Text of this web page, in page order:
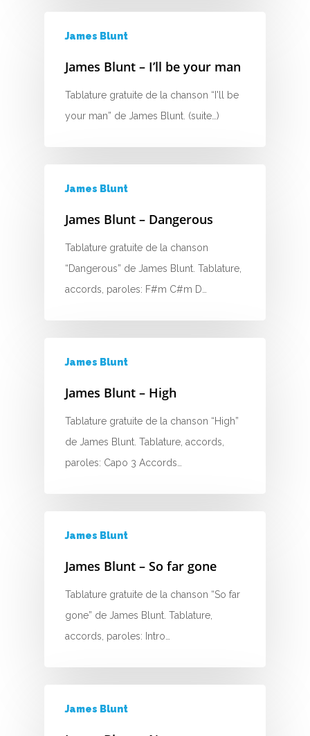
James Blunt
James Blunt – I’ll be your man
Tablature gratuite de la chanson “I'll be
your man” de James Blunt. (suite…)
James Blunt
James Blunt – Dangerous
Tablature gratuite de la chanson
“Dangerous” de James Blunt. Tablature,
accords, paroles: F#m C#m D…
James Blunt
James Blunt – High
Tablature gratuite de la chanson “High”
de James Blunt. Tablature, accords,
paroles: Capo 3 Accords…
James Blunt
James Blunt – So far gone
Tablature gratuite de la chanson “So far
gone” de James Blunt. Tablature,
accords, paroles: Intro…
James Blunt
B
C
D
F